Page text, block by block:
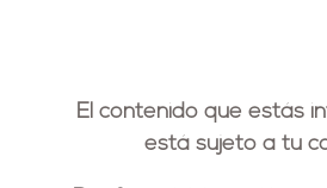
El contenido que estás
está sujeto a tu